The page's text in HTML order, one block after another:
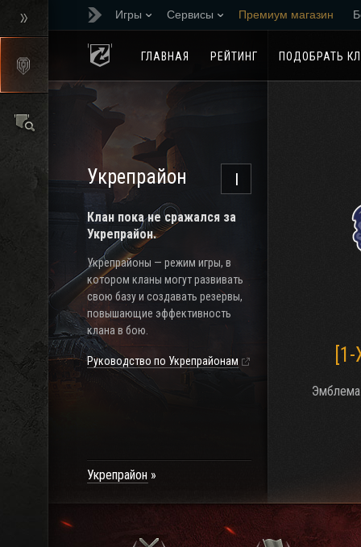
Игры Сервисы Премиум магазин
ГЛАВНАЯ
РЕЙТИНГ ПОДОБРАТЬ
I
Укрепрайон
Клан пока не сражался за
Укрепрайон.
Укрепрайоны — режим игры, в
котором кланы могут развивать
свою базу и создавать резервы,
повышающие эффективность
клана в бою.
Руководство по Укрепрайонам
Укрепрайон
Эмблема